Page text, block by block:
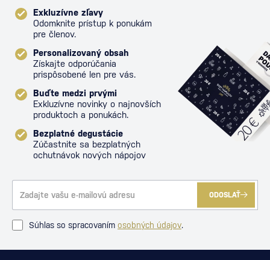
Exkluzívne zľavy
Odomknite prístup k ponukám
pre členov.
Personalizovaný obsah
Získajte odporúčania
prispôsobené len pre vás.
Buďte medzi prvými
Exkluzívne novinky o najnovších
produktoch a ponukách.
Bezplatné degustácie
Zúčastnite sa bezplatných
ochutnávok nových nápojov
ODOSLAŤ
Súhlas so spracovaním osobných údajov.